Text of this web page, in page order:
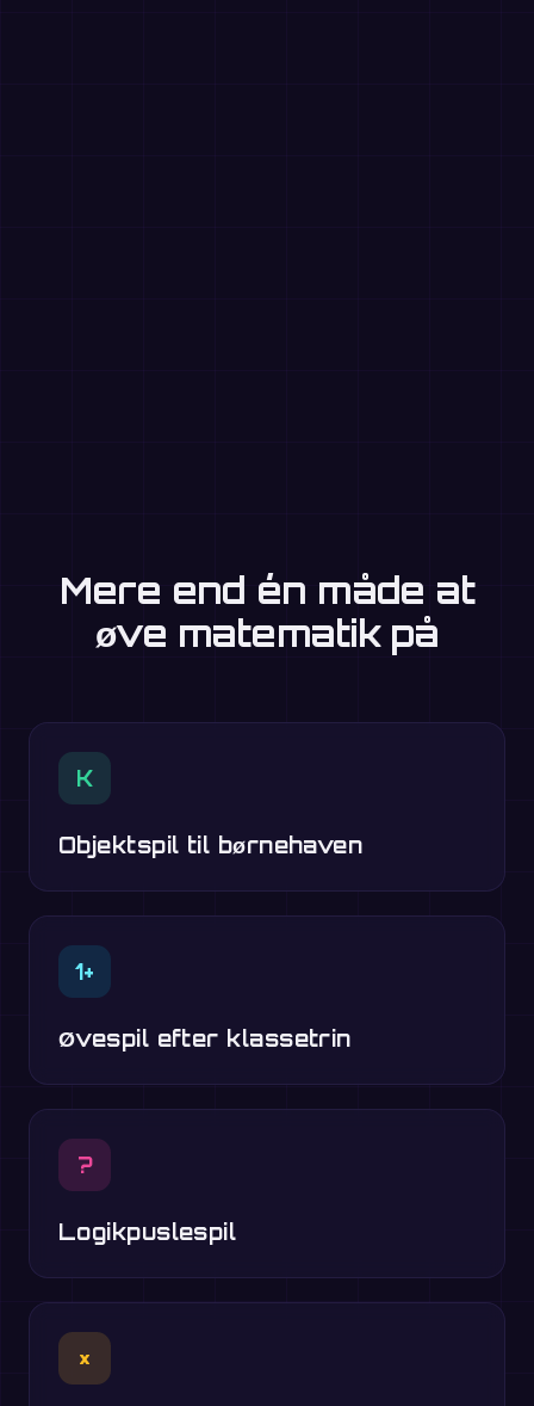
Mere end én måde at
øve matematik på
K
Objektspil til børnehaven
1+
Øvespil efter klassetrin
?
Logikpuslespil
×